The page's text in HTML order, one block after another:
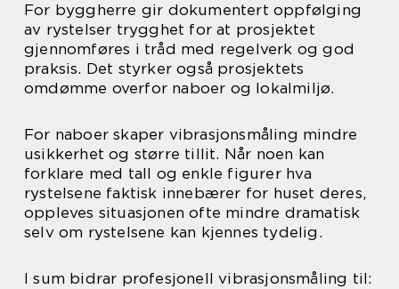
For byggherre gir dokumentert oppfølging
av rystelser trygghet for at prosjektet
gjennomføres i tråd med regelverk og god
praksis. Det styrker også prosjektets
omdømme overfor naboer og lokalmiljø.
For naboer skaper vibrasjonsmåling mindre
usikkerhet og større tillit. Når noen kan
forklare med tall og enkle figurer hva
rystelsene faktisk innebærer for huset deres,
oppleves situasjonen ofte mindre dramatisk
selv om rystelsene kan kjennes tydelig.
I sum bidrar profesjonell vibrasjonsmåling til: